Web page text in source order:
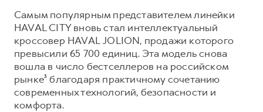
Самым популярным представителем линейки
HAVAL CITY вновь стал интеллектуальный
кроссовер HAVAL JOLION, продажи которого
превысили 65 700 единиц. Эта модель снова
вошла в число бестселлеров на российском
рынке³ благодаря практичному сочетанию
современных технологий, безопасности и
комфорта.